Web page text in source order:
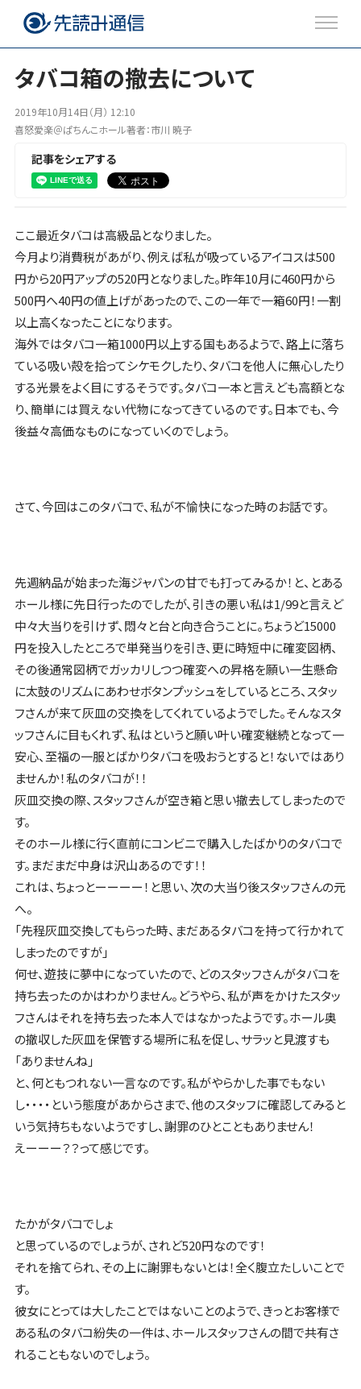
注目のトピックス
ブログ
Facebook
タバコ箱の撤去について
2019年10月14日（月） 12:10
喜怒愛楽＠ぱちんこホール著者：市川 暁子
記事をシェアする
ここ最近タバコは高級品となりました。
今月より消費税があがり、例えば私が吸っているアイコスは500
円から20円アップの520円となりました。昨年10月に460円から
500円へ40円の値上げがあったので、この一年で一箱60円！一割
以上高くなったことになります。
海外ではタバコ一箱1000円以上する国もあるようで、路上に落ち
ている吸い殻を拾ってシケモクしたり、タバコを他人に無心したり
する光景をよく目にするそうです。タバコ一本と言えども高額とな
り、簡単には買えない代物になってきているのです。日本でも、今
後益々高価なものになっていくのでしょう。
さて、今回はこのタバコで、私が不愉快になった時のお話です。
先週納品が始まった海ジャパンの甘でも打ってみるか！と、とある
ホール様に先日行ったのでしたが、引きの悪い私は1/99と言えど
中々大当りを引けず、悶々と台と向き合うことに。ちょうど15000
円を投入したところで単発当りを引き、更に時短中に確変図柄、
その後通常図柄でガッカリしつつ確変への昇格を願い一生懸命
に太鼓のリズムにあわせボタンプッシュをしているところ、スタッ
フさんが来て灰皿の交換をしてくれているようでした。そんなスタ
ッフさんに目もくれず、私はというと願い叶い確変継続となって一
安心、至福の一服とばかりタバコを吸おうとすると！ないではあり
ませんか！私のタバコが！！
灰皿交換の際、スタッフさんが空き箱と思い撤去してしまったので
す。
そのホール様に行く直前にコンビニで購入したばかりのタバコで
す。まだまだ中身は沢山あるのです！！
これは、ちょっとーーーー！と思い、次の大当り後スタッフさんの元
へ。
「先程灰皿交換してもらった時、まだあるタバコを持って行かれて
しまったのですが」
何せ、遊技に夢中になっていたので、どのスタッフさんがタバコを
持ち去ったのかはわかりません。どうやら、私が声をかけたスタッ
フさんはそれを持ち去った本人ではなかったようです。ホール奥
の撤収した灰皿を保管する場所に私を促し、サラッと見渡すも
「ありませんね」
と、何ともつれない一言なのです。私がやらかした事でもない
し・・・・という態度があからさまで、他のスタッフに確認してみると
いう気持ちもないようですし、謝罪のひとこともありません！
えーーー？？って感じです。
たかがタバコでしょ
と思っているのでしょうが、されど520円なのです！
それを捨てられ、その上に謝罪もないとは！全く腹立たしいことで
す。
彼女にとっては大したことではないことのようで、きっとお客様で
ある私のタバコ紛失の一件は、ホールスタッフさんの間で共有さ
れることもないのでしょう。